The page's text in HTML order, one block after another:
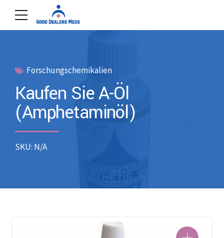
Forschungschemikalien
Kaufen Sie A-Öl
(Amphetaminöl)
SKU: N/A